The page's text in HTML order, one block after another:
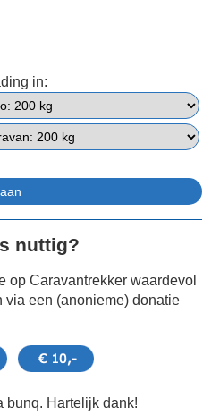
in:
nuttig?
op Caravantrekker waardevol
een (anonieme) donatie
bunq. Hartelijk dank!